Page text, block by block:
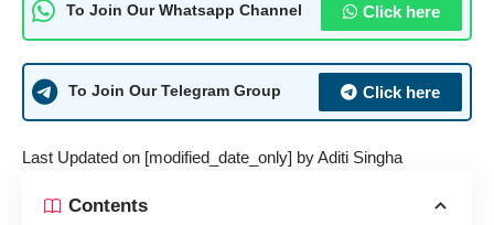
To Join Our Whatsapp Channel Click here
To Join Our Telegram Group Click here
Last Updated on [modified_date_only] byAditi Singha
Contents